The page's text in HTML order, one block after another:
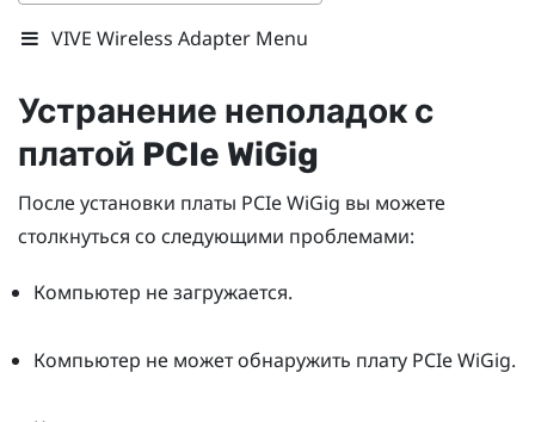
VIVE Wireless Adapter Menu
Устранение неполадок с
платой PCIe WiGig
После установки платы PCIeWiGig вы можете
столкнуться со следующими проблемами:
Компьютер не загружается.
Компьютер не может обнаружить плату PCIeWiGig.